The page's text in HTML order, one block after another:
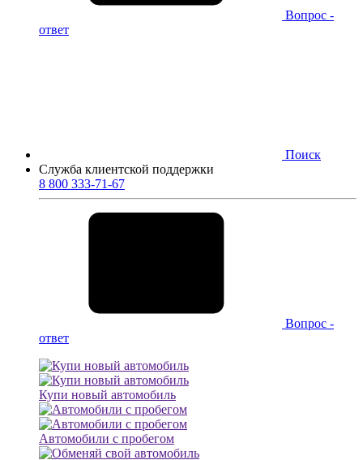
Вопрос -
ответ
Поиск
Служба клиентской поддержки
8 800 333-71-67
Вопрос -
ответ
Купи новый автомобиль
Автомобили с пробегом